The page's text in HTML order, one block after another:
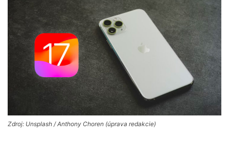
Zdroj: Unsplash / Anthony Choren (úprava redakcie)